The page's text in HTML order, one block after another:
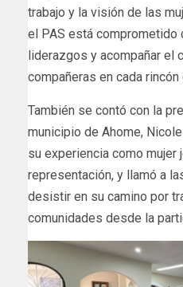
trabajo y la visión de las
el PAS está comprometido
liderazgos y acompañar el
compañeras en cada rincón
También se contó con la
municipio de Ahome,
su experiencia como mujer
representación, y llamó a
desistir en su camino por
comunidades desde la